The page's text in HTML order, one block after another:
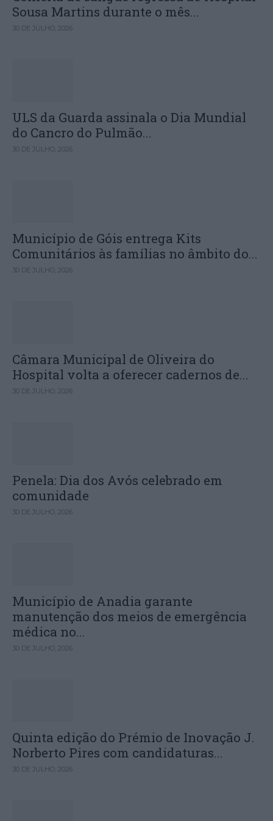
Sousa Martins durante o mês...
30 DE JULHO, 2026
ULS da Guarda assinala o Dia Mundial
do Cancro do Pulmão...
30 DE JULHO, 2026
Município de Góis entrega Kits
Comunitários às famílias no âmbito do...
30 DE JULHO, 2026
Câmara Municipal de Oliveira do
Hospital volta a oferecer cadernos de...
30 DE JULHO, 2026
Penela: Dia dos Avós celebrado em
comunidade
30 DE JULHO, 2026
Município de Anadia garante
manutenção dos meios de emergência
médica no...
30 DE JULHO, 2026
Quinta edição do Prémio de Inovação J.
Norberto Pires com candidaturas...
30 DE JULHO, 2026